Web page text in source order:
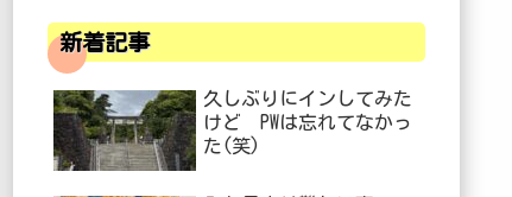
新着記事
久しぶりにインしてみた
けど PWは忘れてなかっ
た(笑)